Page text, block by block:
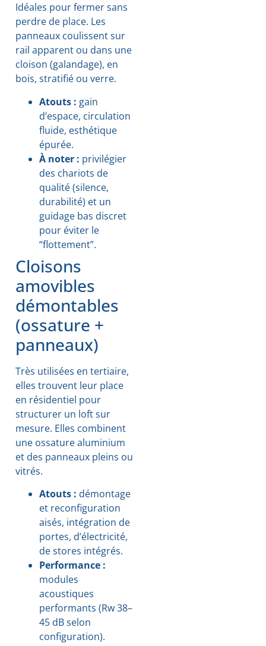
Idéales pour fermer sans
perdre de place. Les
panneaux coulissent sur
rail apparent ou dans une
cloison (galandage), en
bois, stratifié ou verre.
Atouts : gain
d’espace, circulation
fluide, esthétique
épurée.
À noter : privilégier
des chariots de
qualité (silence,
durabilité) et un
guidage bas discret
pour éviter le
“flottement”.
Cloisons
amovibles
démontables
(ossature +
panneaux)
Très utilisées en tertiaire,
elles trouvent leur place
en résidentiel pour
structurer un loft sur
mesure. Elles combinent
une ossature aluminium
et des panneaux pleins ou
vitrés.
Atouts : démontage
et reconfiguration
aisés, intégration de
portes, d’électricité,
de stores intégrés.
Performance :
modules
acoustiques
performants (Rw 38–
45 dB selon
configuration).